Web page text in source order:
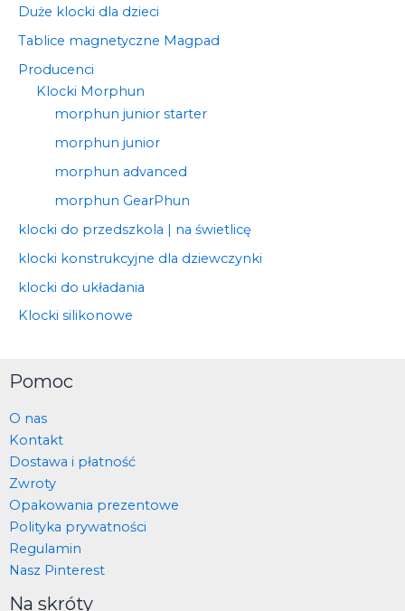
Duże klocki dla dzieci
Tablice magnetyczne Magpad
Producenci
Klocki Morphun
morphun junior starter
morphun junior
morphun advanced
morphun GearPhun
klocki do przedszkola | na świetlicę
klocki konstrukcyjne dla dziewczynki
klocki do układania
Klocki silikonowe
Pomoc
O nas
Kontakt
Dostawa i płatność
Zwroty
Opakowania prezentowe
Polityka prywatności
Regulamin
Nasz Pinterest
Na skróty